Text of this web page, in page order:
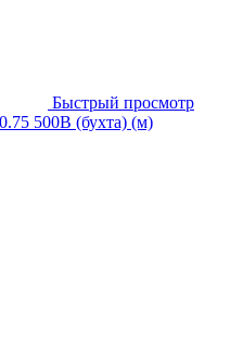
Быстрый просмотр
500В (бухта) (м)